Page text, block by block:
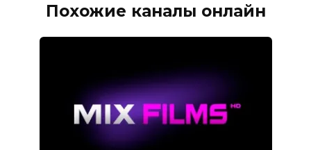
Похожие каналы онлайн